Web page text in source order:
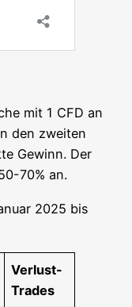
mit 1 CFD an
den zwei­ten
Gewinn. Der
70% an.
2025 bis
Ver­lust-
Trades